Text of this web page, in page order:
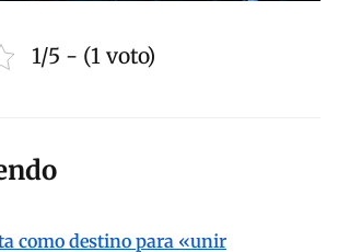
1/5 - (1 voto)
como destino para «unir